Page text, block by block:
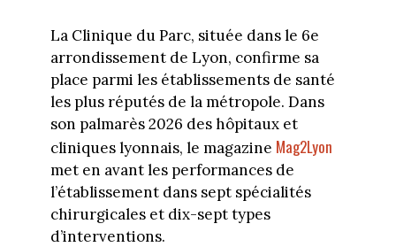
La Clinique du Parc, située dans le 6e
arrondissement de Lyon, confirme sa
place parmi les établissements de santé
les plus réputés de la métropole. Dans
son palmarès 2026 des hôpitaux et
cliniques lyonnais, le magazine Mag2Lyon
met en avant les performances de
l’établissement dans sept spécialités
chirurgicales et dix-sept types
d’interventions.